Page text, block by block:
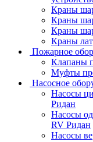
Краны
Краны
Краны
Краны
Пожарное
Клапаны
Муфты
Насосное
Насосы
Ридан
Насосы
RV Ридан
Насосы